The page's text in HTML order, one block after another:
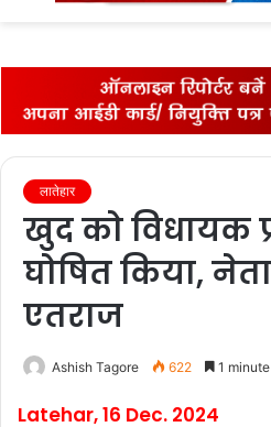
लातेहार
खुद को विधायक
घोषित किया,
एतराज
Ashish Tagore 622 1
Latehar, 16 Dec. 2024